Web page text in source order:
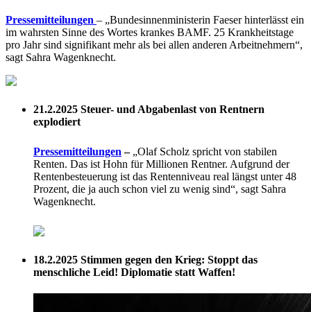
Pressemitteilungen – „Bundesinnenministerin Faeser hinterlässt ein
im wahrsten Sinne des Wortes krankes BAMF. 25 Krankheitstage
pro Jahr sind signifikant mehr als bei allen anderen Arbeitnehmern“,
sagt Sahra Wagenknecht.
21.2.2025 Steuer- und Abgabenlast von Rentnern
explodiert
Pressemitteilungen –„Olaf Scholz spricht von stabilen
Renten. Das ist Hohn für Millionen Rentner. Aufgrund der
Rentenbesteuerung ist das Rentenniveau real längst unter 48
Prozent, die ja auch schon viel zu wenig sind“, sagt Sahra
Wagenknecht.
18.2.2025 Stimmen gegen den Krieg: Stoppt das
menschliche Leid! Diplomatie statt Waffen!